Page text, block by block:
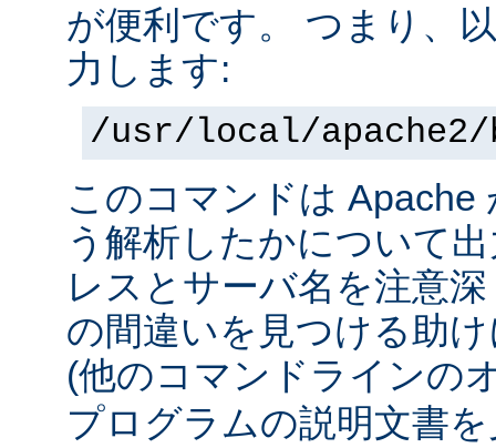
が便利です。 つまり、
力します:
/usr/local/
このコマンドは Apache
う解析したかについて
レスとサーバ名を注意
の間違いを見つける助
(他のコマンドラインの
プログラムの説明文書